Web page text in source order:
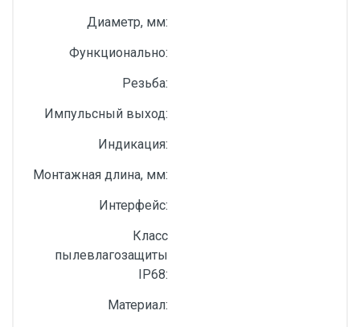
Диаметр, мм:
Функционально:
Резьба:
Импульсный выход:
Индикация:
Монтажная длина, мм:
Интерфейс:
Класс
пылевлагозащиты
IP68:
Материал: